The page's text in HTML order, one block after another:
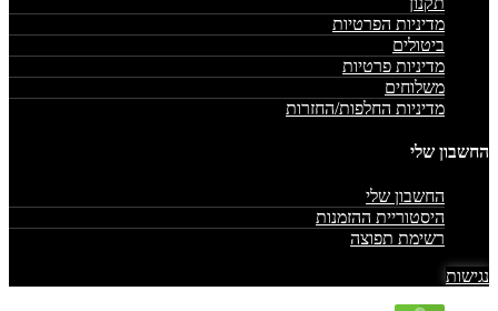
מדיניות הפרטיות
ביטולים
מדיניות פרטיות
משלוחים
מדיניות החלפות/החזרות
החשבון שלי
החשבון שלי
היסטוריית ההזמנות
רשימת תפוצה
נגישות